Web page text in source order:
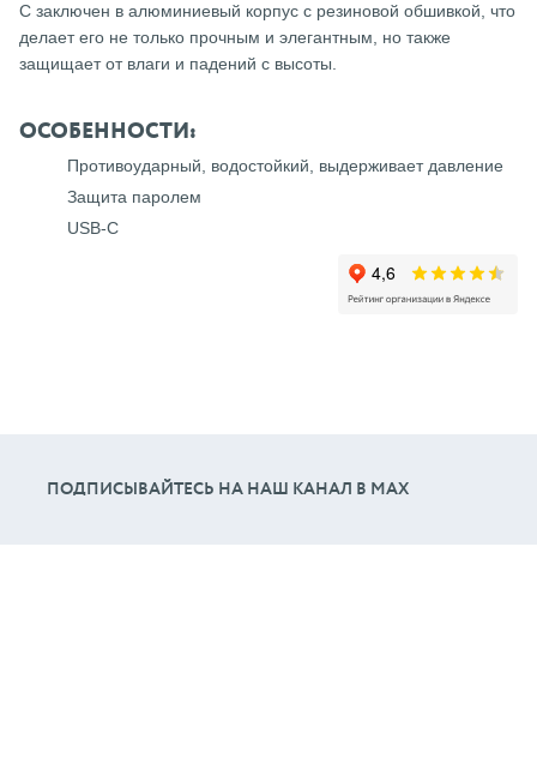
С заключен в алюминиевый корпус с резиновой обшивкой, что
делает его не только прочным и элегантным, но также
защищает от влаги и падений с высоты.
ОСОБЕННОСТИ:
Противоударный, водостойкий, выдерживает давление
Защита паролем
USB-С
ПОДПИСЫВАЙТЕСЬ НА НАШ КАНАЛ В МАХ